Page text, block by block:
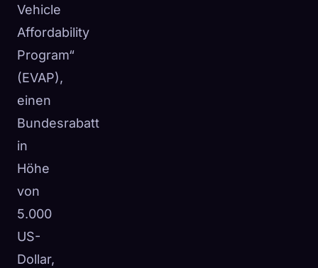
Vehicle
Affordability
Program“
(EVAP),
einen
Bundesrabatt
in
Höhe
von
5.000
US-
Dollar,